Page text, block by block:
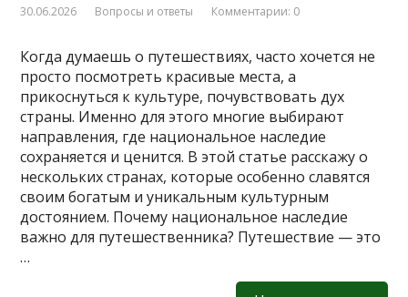
30.06.2026 Вопросы и ответы Комментарии: 0
Когда думаешь о путешествиях, часто хочется не
просто посмотреть красивые места, а
прикоснуться к культуре, почувствовать дух
страны. Именно для этого многие выбирают
направления, где национальное наследие
сохраняется и ценится. В этой статье расскажу о
нескольких странах, которые особенно славятся
своим богатым и уникальным культурным
достоянием. Почему национальное наследие
важно для путешественника? Путешествие — это
…